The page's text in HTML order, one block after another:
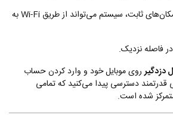
در منزل یا مکان‌های ثابت، سیستم می‌تواند از طریق Wi-Fi به
فاصله نزدیک.
دزدگیرروی موبایل خود و وارد کردن حساب
قدرتمند دسترسی پیدا می‌کنید که تمامی
شده است.